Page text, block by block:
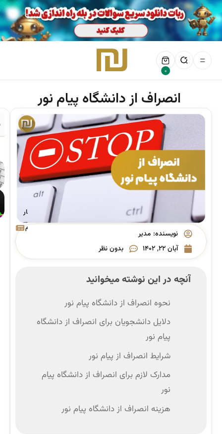
0
انصراف از دانشگاه پیام نور
نویسنده: مدیر
آبان ۲۲, ۱۴۰۲
بدون نظر
اخبار
پیام
آنچه در این نوشته میخوانید
نحوه انصراف از دانشگاه پیام نور
دلایل دانشجویان برای انصراف از دانشگاه
پیام نور
شرایط انصراف از پیام نور
مدارک لازم برای انصراف از دانشگاه پیام
نور
هزینه انصراف از دانشگاه پیام نور